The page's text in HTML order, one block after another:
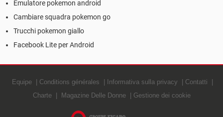
Emulatore pokemon android
Cambiare squadra pokemon go
Trucchi pokemon giallo
Facebook Lite per Android
Equipe Conditions générales Informativa sulla privacy
Contatti
Charte
Magazine Delle Donne Gestione dei cookie